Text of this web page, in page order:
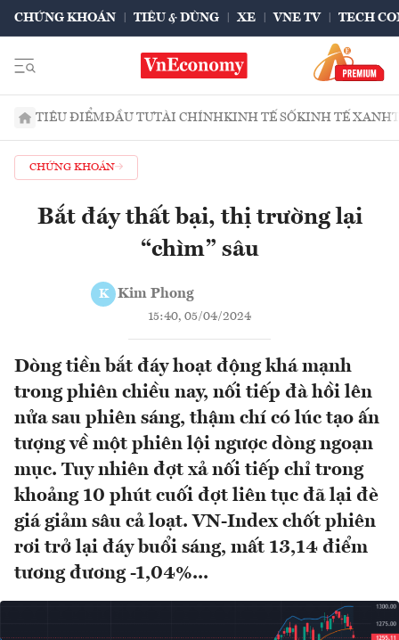
CHỨNG KHOÁN TIÊU & DÙNG XE VNE TV TECH
TIÊU ĐIỂMĐẦU TƯTÀI CHÍNHKINH TẾ SỐKINH TẾ XANH
CHỨNG KHOÁN
Bắt đáy thất bại, thị trường lại
“chìm” sâu
K Kim Phong
15:40, 05/04/2024
Dòng tiền bắt đáy hoạt động khá mạnh
trong phiên chiều nay, nối tiếp đà hồi lên
nửa sau phiên sáng, thậm chí có lúc tạo ấn
tượng về một phiên lội ngược dòng ngoạn
mục. Tuy nhiên đợt xả nối tiếp chỉ trong
khoảng 10 phút cuối đợt liên tục đã lại đè
giá giảm sâu cả loạt. VN-Index chốt phiên
rơi trở lại đáy buổi sáng, mất 13,14 điểm
tương đương -1,04%...